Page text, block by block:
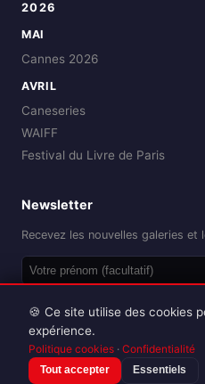
2026
MAI
Cannes 2026
AVRIL
Caneseries
WAIFF
Festival du Livre de Paris
Newsletter
Recevez les nouvelles galeries
Reproduction
🍪 Ce site utilise des cookies
expérience.
Politique cookies · Confidentialité
Tout accepter Essentiels